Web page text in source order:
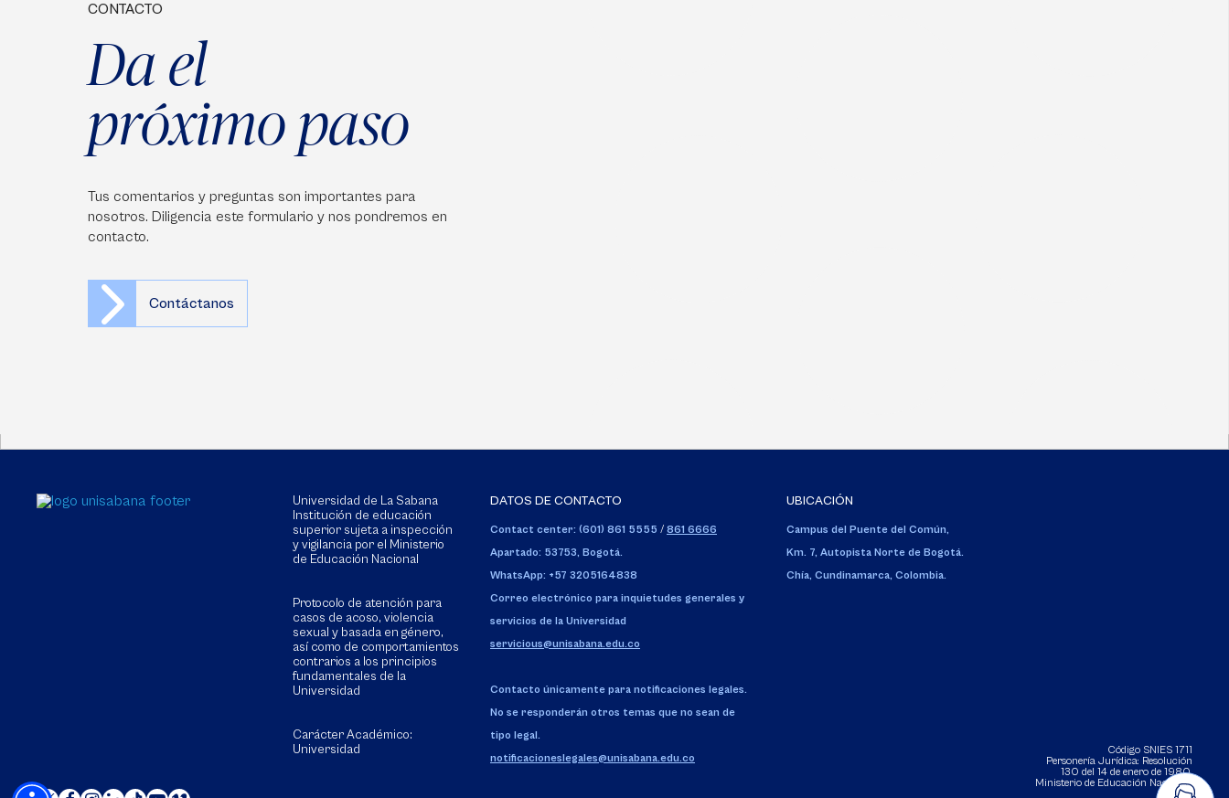
CONTACTO
Da el
próximo paso
Tus comentarios y preguntas son importantes para
nosotros. Diligencia este formulario y nos pondremos en
contacto.
Contáctanos
Universidad de La Sabana
Institución de educación
superior sujeta a inspección
y vigilancia por el Ministerio
de Educación Nacional
Protocolo de atención para
casos de acoso, violencia
sexual y basada en género,
así como de comportamientos
contrarios a los principios
fundamentales de la
Universidad
Carácter Académico:
Universidad
DATOS DE CONTACTO
Contact center: (601) 861 5555 / 861 6666
Apartado: 53753, Bogotá.
WhatsApp: +57 3205164838
Correo electrónico para inquietudes generales y
servicios de la Universidad
servicious@unisabana.edu.co
Contacto únicamente para notificaciones legales.
No se responderán otros temas que no sean de
tipo legal.
notificacioneslegales@unisabana.edu.co
UBICACIÓN
Campus del Puente del Común,
Km. 7, Autopista Norte de Bogotá.
Chía, Cundinamarca, Colombia.
Código SNIES 1711
Personería Jurídica: Resolución
130 del 14 de enero de 1980.
Ministerio de Educación Nacional.